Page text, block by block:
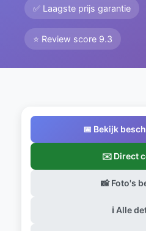
✅ Laagste prijs garantie
⭐ Review score 9.3
📅 Bekijk
✉️ Direct
📸 Foto's
ℹ️ Alle